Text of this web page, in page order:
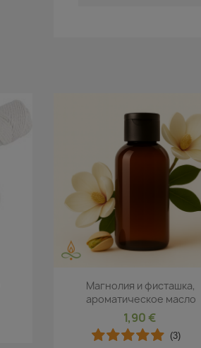
Быстрый просмотр
Магнолия и фисташка,
ароматическое масло
1,90 €
(3)